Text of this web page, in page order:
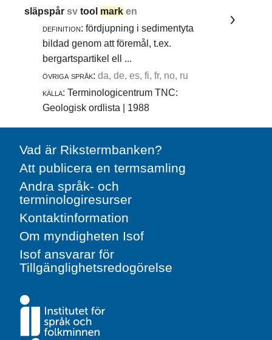
släpspårsvtool mark en
definition: fördjupning i sedimentyta
bildad genom att föremål, t.ex.
bergartspartikel ell ...
övriga språk: da, de, es, fi, fr, no, ru
källa: Terminologicentrum TNC:
Geologisk ordlista | 1988
Vad är Rikstermbanken?
Att publicera en termsamling
Andra språk- och
terminologiresurser
Kontaktinformation
Om myndigheten Isof
Isof ansvarar för
Tillgänglighetsredogörelse